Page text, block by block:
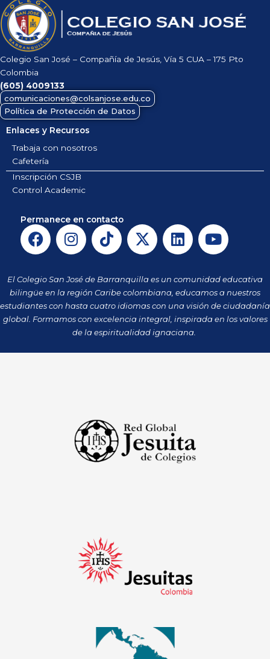
Colegio San José – Compañía de Jesús, Vía 5 CUA – 175 Pto
Colombia
(605) 4009133
comunicaciones@colsanjose.edu.co
Política de Protección de Datos
Enlaces y Recursos
Trabaja con nosotros
Cafetería
Inscripción CSJB
Control Academic
Permanece en contacto
F
a
e
b
o
o
I
n
t
a
g
r
a
m
T
i
t
o
k
X
-
w
i
t
t
e
r
L
i
k
e
d
i
n
Y
o
t
u
b
e
El Colegio San José de Barranquilla es un comunidad educativa
bilingüe en la región Caribe colombiana, educamos a nuestros
estudiantes con hasta cuatro idiomas con una visión de ciudadanía
global. Formamos con excelencia integral, inspirada en los valores
de la espiritualidad ignaciana.